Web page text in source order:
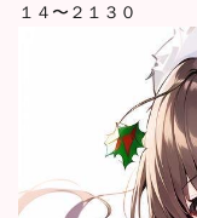
１４〜２１３０